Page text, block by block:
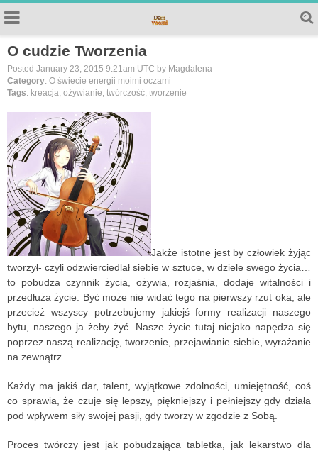
O cudzie Tworzenia
Posted January 23, 2015 9:21am UTC by Magdalena
Category: O świecie energii moimi oczami
Tags: kreacja, ożywianie, twórczość, tworzenie
Jakże istotne jest by człowiek żyjąc
tworzył- czyli odzwierciedlał siebie w sztuce, w dziele swego życia…
to pobudza czynnik życia, ożywia, rozjaśnia, dodaje witalności i
przedłuża życie. Być może nie widać tego na pierwszy rzut oka, ale
przecież wszyscy potrzebujemy jakiejś formy realizacji naszego
bytu, naszego ja żeby żyć. Nasze życie tutaj niejako napędza się
poprzez naszą realizację, tworzenie, przejawianie siebie, wyrażanie
na zewnątrz.
Każdy ma jakiś dar, talent, wyjątkowe zdolności, umiejętność, coś
co sprawia, że czuje się lepszy, piękniejszy i pełniejszy gdy działa
pod wpływem siły swojej pasji, gdy tworzy w zgodzie z Sobą.
Proces twórczy jest jak pobudzająca tabletka, jak lekarstwo dla